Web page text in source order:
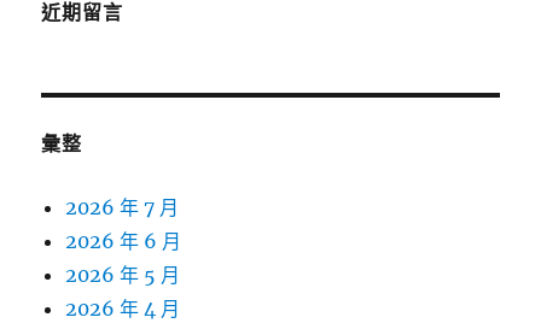
近期留言
彙整
2026 年 7 月
2026 年 6 月
2026 年 5 月
2026 年 4 月